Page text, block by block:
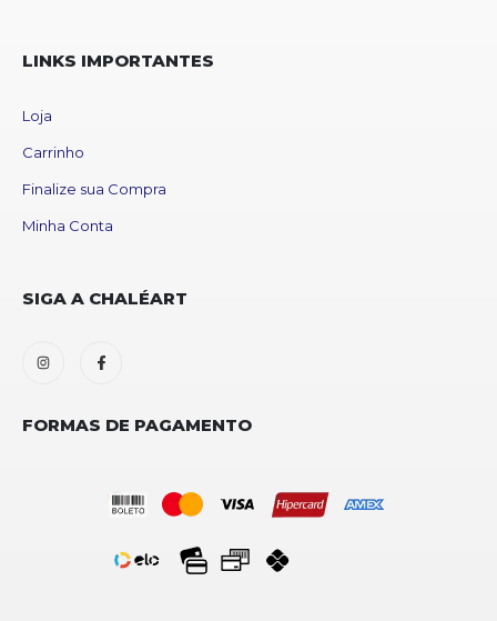
LINKS IMPORTANTES
Loja
Carrinho
Finalize sua Compra
Minha Conta
SIGA A CHALÉART
FORMAS DE PAGAMENTO